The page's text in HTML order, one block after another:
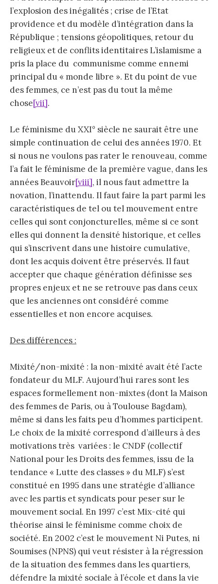
l’explosion des inégalités ; crise de l’Etat
providence et du modèle d’intégration dans la
République ; tensions géopolitiques, retour du
religieux et de conflits identitaires L’islamisme a
pris la place du communisme comme ennemi
principal du « monde libre ». Et du point de vue
des femmes, ce n’est pas du tout la même
chose[vii].
Le féminisme du XXI° siècle ne saurait être une
simple continuation de celui des années 1970. Et
si nous ne voulons pas rater le renouveau, comme
l’a fait le féminisme de la première vague, dans les
années Beauvoir[viii], il nous faut admettre la
novation, l’inattendu. Il faut faire la part parmi les
caractéristiques de tel ou tel mouvement entre
celles qui sont conjoncturelles, même si ce sont
elles qui donnent la densité historique, et celles
qui s’inscrivent dans une histoire cumulative,
dont les acquis doivent être préservés. Il faut
accepter que chaque génération définisse ses
propres enjeux et ne se retrouve pas dans ceux
que les anciennes ont considéré comme
essentielles et non encore acquises.
Des différences :
Mixité/non-mixité : la non-mixité avait été l’acte
fondateur du MLF. Aujourd’hui rares sont les
espaces formellement non-mixtes (dont la Maison
des femmes de Paris, ou à Toulouse Bagdam),
même si dans les faits peu d’hommes participent.
Le choix de la mixité correspond d’ailleurs à des
motivations très variées : le CNDF (collectif
National pour les Droits des femmes, issu de la
tendance « Lutte des classes » du MLF) s’est
constitué en 1995 dans une stratégie d’alliance
avec les partis et syndicats pour peser sur le
mouvement social. En 1997 c’est Mix-cité qui
théorise ainsi le féminisme comme choix de
société. En 2002 c’est le mouvement Ni Putes, ni
Soumises (NPNS) qui veut résister à la régression
de la situation des femmes dans les quartiers,
défendre la mixité sociale à l’école et dans la vie